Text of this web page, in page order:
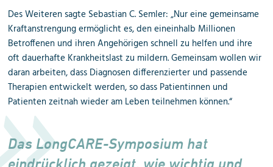
Des Weiteren sagte Sebastian C. Semler: „Nur eine gemeinsame
Kraftanstrengung ermöglicht es, den eineinhalb Millionen
Betroffenen und ihren Angehörigen schnell zu helfen und ihre
oft dauerhafte Krankheitslast zu mildern. Gemeinsam wollen wir
daran arbeiten, dass Diagnosen differenzierter und passende
Therapien entwickelt werden, so dass Patientinnen und
Patienten zeitnah wieder am Leben teilnehmen können.“
Das LongCARE-Symposium hat